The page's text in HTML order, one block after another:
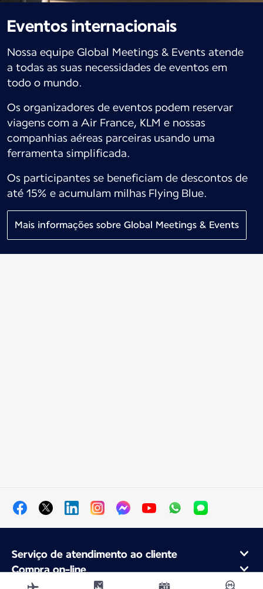
Eventos internacionais
Nossa equipe Global Meetings & Events atende
a todas as suas necessidades de eventos em
todo o mundo.
Os organizadores de eventos podem reservar
viagens com a Air France, KLM e nossas
companhias aéreas parceiras usando uma
ferramenta simplificada.
Os participantes se beneficiam de descontos de
até 15% e acumulam milhas Flying Blue.
Mais informações sobre Global Meetings & Events
Serviço de atendimento ao cliente
Compra on-line
Programa de fidelidade e parcerias